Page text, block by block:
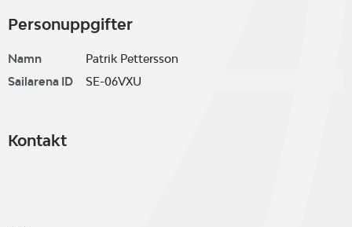
Personuppgifter
Namn
Patrik Pettersson
Sailarena ID
SE-06VXU
Kontakt